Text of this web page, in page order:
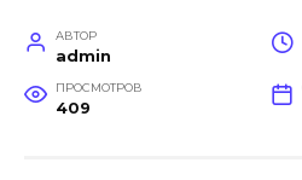
АВТОР
admin
ПРОСМОТРОВ
409